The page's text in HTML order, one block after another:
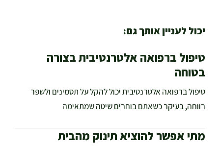
יכול לעניין אותך גם:
טיפול ברפואה אלטרנטיבית בצורה
בטוחה
טיפול ברפואה אלטרנטיבית יכול להקל על תסמינים ולשפר
רווחה, בעיקר כשאתם בוחרים שיטה שמתאימה
מתי אפשר להוציא תינוק מהבית